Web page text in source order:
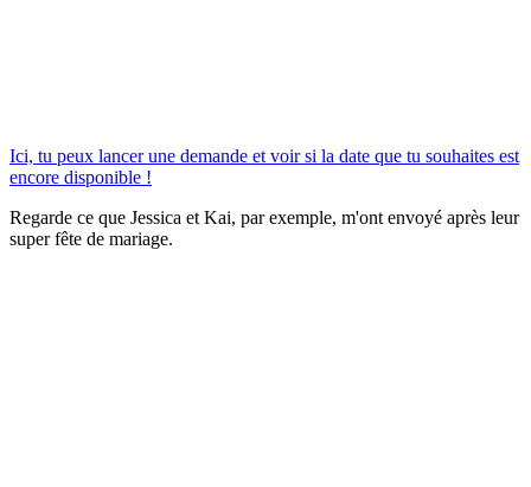
Ici, tu peux lancer une demande et voir si la date que tu souhaites est
encore disponible !
Regarde ce que Jessica et Kai, par exemple, m'ont envoyé après leur
super fête de mariage.